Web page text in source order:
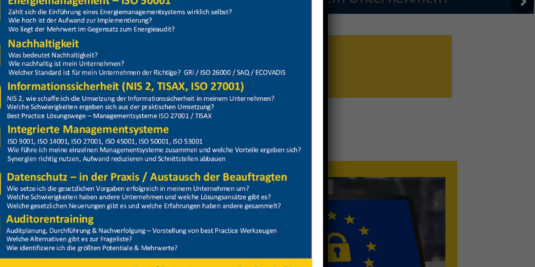
Referenzen und Projekte?
Interesse auf LinkedIn und schaut unsere Beiträge an.
Zu unseren Projekten
Qualitätsmanagement (ISO 9001)
Automotive IATF 16949/VDA)
Externer Datenschutzbeauftragter